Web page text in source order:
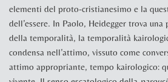
elementi del proto-cristianesimo e la
dell’essere. In Paolo, Heidegger trova una
della temporalità, la temporalità
condensa nell’attimo, vissuto come
attimo appropriante, tempo kairologico: